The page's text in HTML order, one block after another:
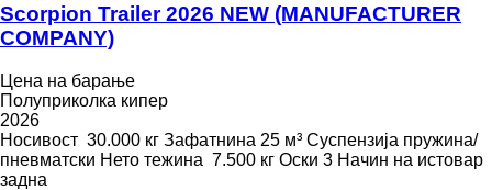
Scorpion Trailer 2026 NEW (MANUFACTURER
COMPANY)
Цена на барање
Полуприколка кипер
2026
Носивост 30.000 кг Зафатнина 25 м³ Суспензија пружина/
пневматски Нето тежина 7.500 кг Оски 3 Начин на истовар
задна